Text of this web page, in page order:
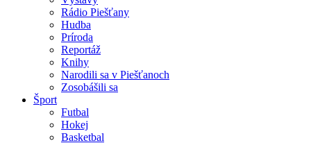
Rádio Piešťany
Hudba
Príroda
Reportáž
Knihy
Narodili sa v Piešťanoch
Zosobášili sa
Šport
Futbal
Hokej
Basketbal